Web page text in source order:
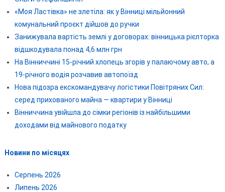
«Моя Ластівка» не злетіла: як у Вінниці мільйонний
комунальний проєкт дійшов до ручки
Занижувала вартість землі у договорах: вінницька рієлторка
відшкодувала понад 4,6 млн грн
На Вінниччині 15-річний хлопець згорів у палаючому авто, а
19-річного водія розчавив автопоїзд
Нова підозра екскомандувачу логістики Повітряних Сил:
серед прихованого майна — квартири у Вінниці
Вінниччина увійшла до сімки регіонів із найбільшими
доходами від майнового податку
Новини по місяцях
Серпень 2026
Липень 2026